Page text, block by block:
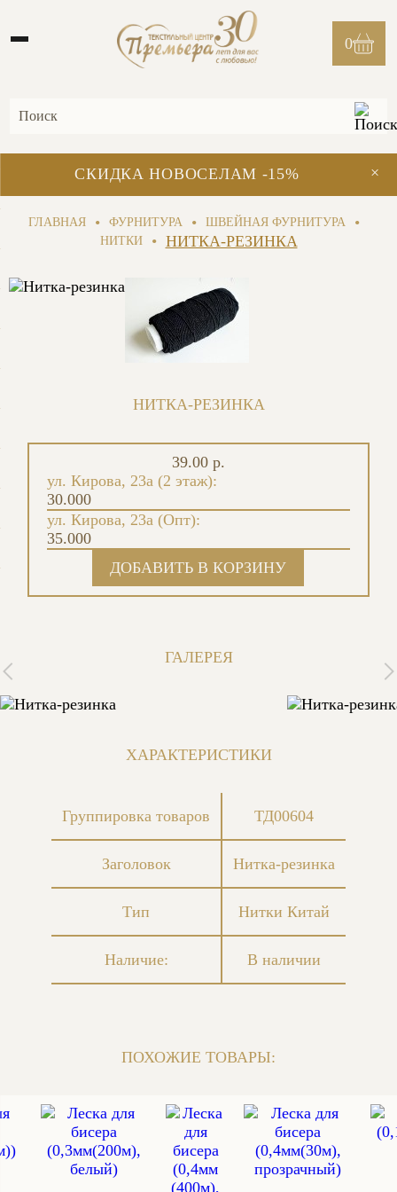
0
×
СКИДКА НОВОСЕЛАМ -15%
ГЛАВНАЯ • ФУРНИТУРА • ШВЕЙНАЯ ФУРНИТУРА •
НИТКИ • НИТКА-РЕЗИНКА
НИТКА-РЕЗИНКА
ул. Кирова, 23а (Опт):
35.000
ул. Кирова, 23а (2 этаж):
30.000
39.00 р.
ГАЛЕРЕЯ
ХАРАКТЕРИСТИКИ
Группировка товаров ТД00604
Заголовок Нитка-резинка
Тип Нитки Китай
Наличие: В наличии
ПОХОЖИЕ ТОВАРЫ: